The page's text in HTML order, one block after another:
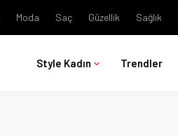
Moda Saç Güzellik Sağlık
Style Kadın Trendler